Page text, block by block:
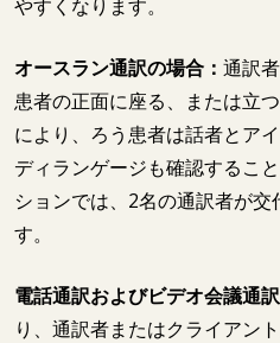
やすくなります。
オースラン通訳の場合： 通訳
患者の正面に座る、または立
により、ろう患者は話者とア
ディランゲージも確認するこ
ションでは、2名の通訳者が交
す。
電話通訳およびビデオ会議通訳
り、通訳者またはクライアン